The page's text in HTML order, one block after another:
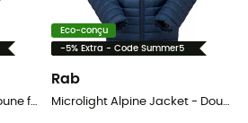
Valiance Jacket - Doudoune femme
Eco-conçu
-5% Extra - Code Summer5
Rab
Microlight Alpine Jacket - Doudoune homme